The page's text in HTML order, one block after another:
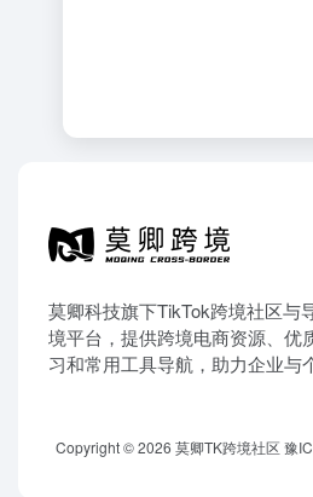
莫卿科技旗下TikTok跨境社区与
境平台，提供跨境电商资源、优
习和常用工具导航，助力企业与
Copyright © 2026 莫卿TK跨境社区 豫